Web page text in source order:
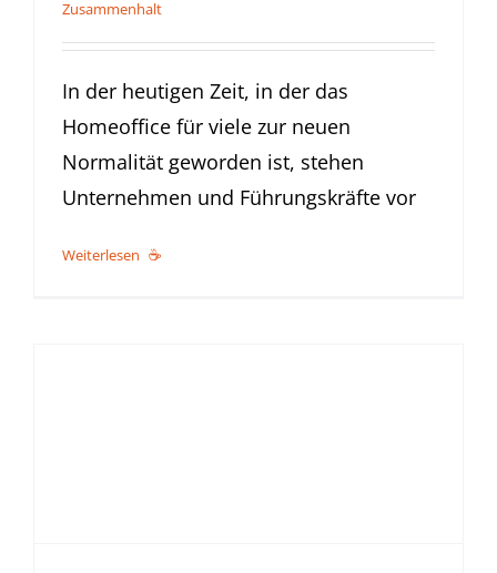
Zusammenhalt
In der heutigen Zeit, in der das
Homeoffice für viele zur neuen
Normalität geworden ist, stehen
Unternehmen und Führungskräfte vor
Weiterlesen